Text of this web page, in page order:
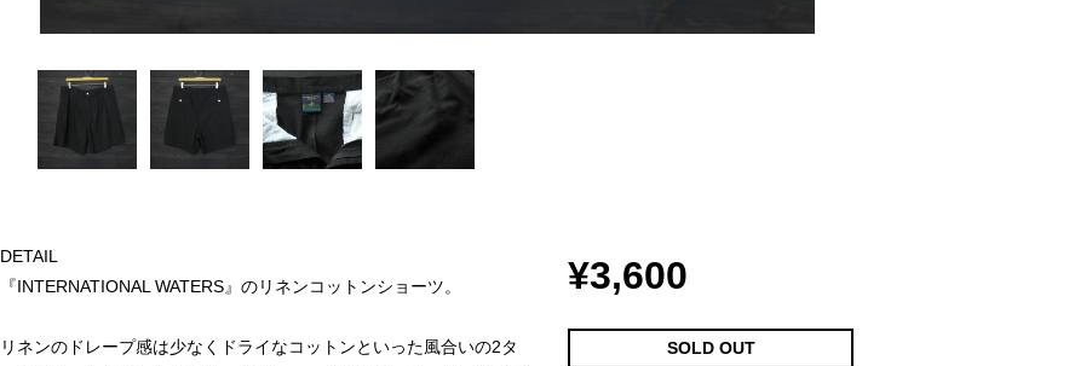
DETAIL
『INTERNATIONAL WATERS』のリネンコットンショーツ。
リネンのドレープ感は少なくドライなコットンといった風合いの2タ
¥3,600
SOLD OUT